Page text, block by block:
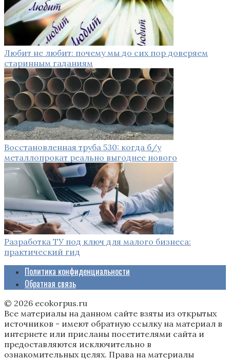
Любит не любит: почему мы до сих пор доверяем
старинным гаданиям
Восстановленная труба 530: когда б/у
металлопрокат реально выгоднее нового
Разработка ТУ под ключ для малого бизнеса:
практический гид
Политика конфиденциальности
Обратная связь
© 2026 ecokorpus.ru
Все материалы на данном сайте взяты из открытых
источников - имеют обратную ссылку на материал в
интернете или присланы посетителями сайта и
предоставляются исключительно в
ознакомительных целях. Права на материалы